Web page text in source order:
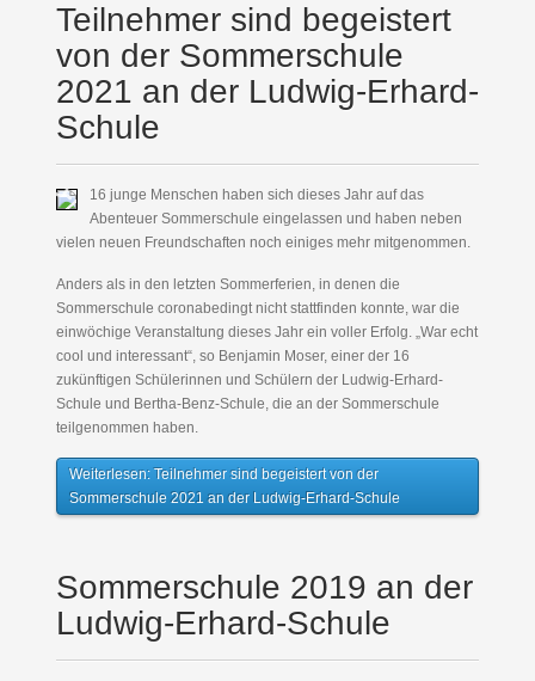
Teilnehmer sind begeistert
von der Sommerschule
2021 an der Ludwig-Erhard-
Schule
16 junge Menschen haben sich dieses Jahr auf das
Abenteuer Sommerschule eingelassen und haben neben
vielen neuen Freundschaften noch einiges mehr mitgenommen.
Anders als in den letzten Sommerferien, in denen die
Sommerschule coronabedingt nicht stattfinden konnte, war die
einwöchige Veranstaltung dieses Jahr ein voller Erfolg. „War echt
cool und interessant“, so Benjamin Moser, einer der 16
zukünftigen Schülerinnen und Schülern der Ludwig-Erhard-
Schule und Bertha-Benz-Schule, die an der Sommerschule
teilgenommen haben.
Weiterlesen: Teilnehmer sind begeistert von der
Sommerschule 2021 an der Ludwig-Erhard-Schule
Sommerschule 2019 an der
Ludwig-Erhard-Schule